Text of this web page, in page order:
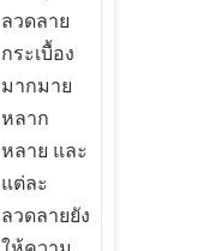
ลวดลาย
กระเบื้อง
มากมาย
หลาก
หลาย และ
แต่ละ
ลวดลายยัง